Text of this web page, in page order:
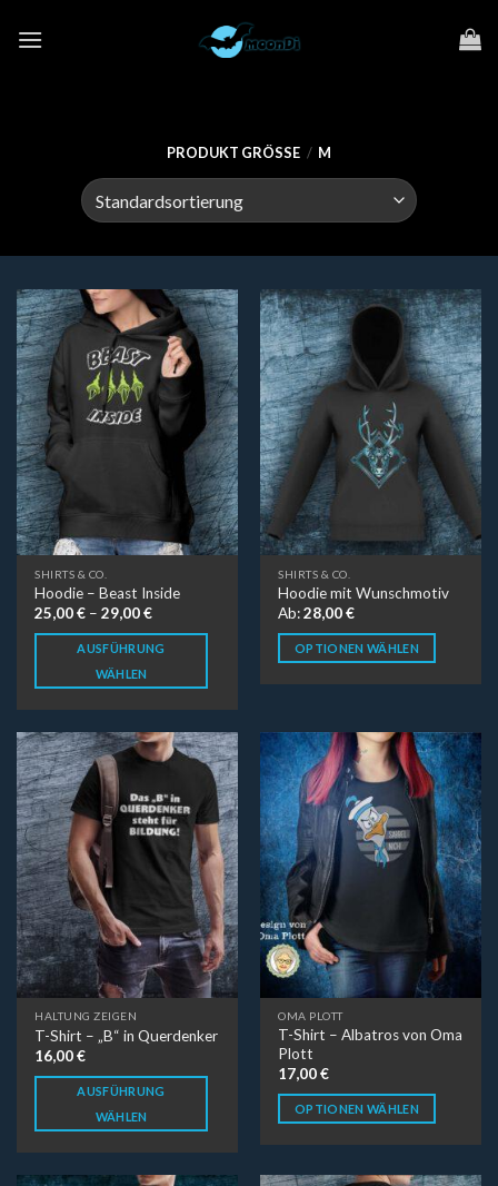
Inhalt
PRODUKT GRÖSSE / M
SHIRTS & CO.
Hoodie – Beast Inside
25,00€ –29,00€
AUSFÜHRUNG
WÄHLEN
SHIRTS & CO.
Hoodie mit Wunschmotiv
Ab:28,00€
OPTIONEN WÄHLEN
HALTUNG ZEIGEN
T-Shirt – „B“ in Querdenker
16,00€
AUSFÜHRUNG
WÄHLEN
OMA PLOTT
T-Shirt – Albatros von Oma
Plott
17,00€
OPTIONEN WÄHLEN